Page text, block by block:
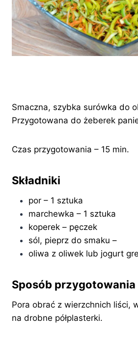
Smaczna, szybka surówka do
Przygotowana do żeberek
Czas przygotowania – 15 min.
Składniki
por – 1 sztuka
marchewka – 1 sztuka
koperek – pęczek
sól, pieprz do smaku –
oliwa z oliwek lub jogurt
Sposób przygotowania
Pora obrać z wierzchnich liści,
na drobne półplasterki.